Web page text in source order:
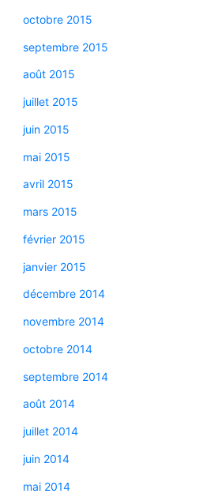
octobre 2015
septembre 2015
août 2015
juillet 2015
juin 2015
mai 2015
avril 2015
mars 2015
février 2015
janvier 2015
décembre 2014
novembre 2014
octobre 2014
septembre 2014
août 2014
juillet 2014
juin 2014
mai 2014